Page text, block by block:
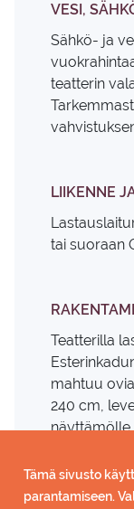
VESI,
Sähkö- ja
teatterin
LIIKENNE
tai suoraan
Teatterilla
mahtuu
240 cm,
cm.
Tämä sivusto
parantamiseen.